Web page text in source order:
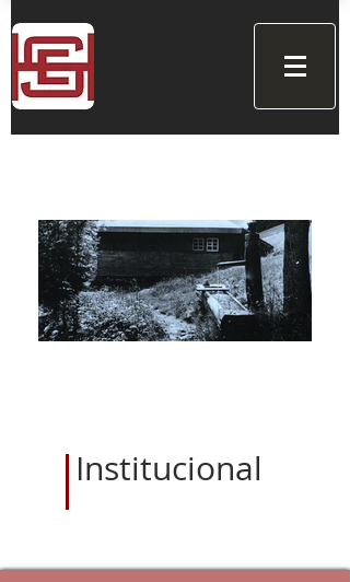
Institucional